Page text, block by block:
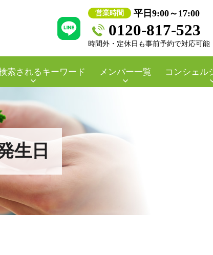
生日
営業時間 平日9:00～17:00
0120-817-523
時間外・定休日も事前予約で対応可能
索されるキーワード メンバー一覧 コンシェル